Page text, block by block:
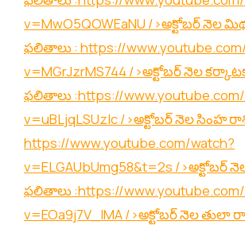
v=MwO5QOWEaNU />అక్టోబర్ నెల
ఫలితాలు : https://
v=MGrJzrMS744 />అక్టోబర్ నెల
ఫలితాలు :https://
v=uBLjqLSUzIc/>అక్టోబర్ నెల సింహ
https://www.youtube.com/watch?
v=ELGAUbUmg58&t=2s />అక్టోబర్
ఫలితాలు :https://
v=EOa9j7V_lMA/>అక్టోబర్ నెల తులా